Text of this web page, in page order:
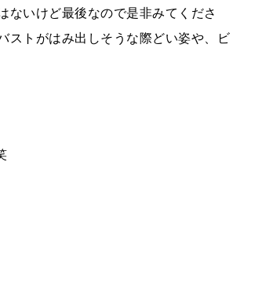
ないけど最後なので是非みてくださ
ストがはみ出しそうな際どい姿や、ビ